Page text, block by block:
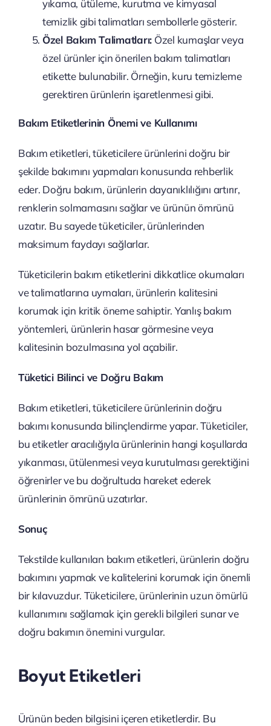
yıkama, ütüleme, kurutma ve kimyasal
temizlik gibi talimatları sembollerle gösterir.
Özel Bakım Talimatları: Özel kumaşlar veya
özel ürünler için önerilen bakım talimatları
etikette bulunabilir. Örneğin, kuru temizleme
gerektiren ürünlerin işaretlenmesi gibi.
Bakım Etiketlerinin Önemi ve Kullanımı
Bakım etiketleri, tüketicilere ürünlerini doğru bir
şekilde bakımını yapmaları konusunda rehberlik
eder. Doğru bakım, ürünlerin dayanıklılığını artırır,
renklerin solmamasını sağlar ve ürünün ömrünü
uzatır. Bu sayede tüketiciler, ürünlerinden
maksimum faydayı sağlarlar.
Tüketicilerin bakım etiketlerini dikkatlice okumaları
ve talimatlarına uymaları, ürünlerin kalitesini
korumak için kritik öneme sahiptir. Yanlış bakım
yöntemleri, ürünlerin hasar görmesine veya
kalitesinin bozulmasına yol açabilir.
Tüketici Bilinci ve Doğru Bakım
Bakım etiketleri, tüketicilere ürünlerinin doğru
bakımı konusunda bilinçlendirme yapar. Tüketiciler,
bu etiketler aracılığıyla ürünlerinin hangi koşullarda
yıkanması, ütülenmesi veya kurutulması gerektiğini
öğrenirler ve bu doğrultuda hareket ederek
ürünlerinin ömrünü uzatırlar.
Sonuç
Tekstilde kullanılan bakım etiketleri, ürünlerin doğru
bakımını yapmak ve kalitelerini korumak için önemli
bir kılavuzdur. Tüketicilere, ürünlerinin uzun ömürlü
kullanımını sağlamak için gerekli bilgileri sunar ve
doğru bakımın önemini vurgular.
Boyut Etiketleri
Ürünün beden bilgisini içeren etiketlerdir. Bu